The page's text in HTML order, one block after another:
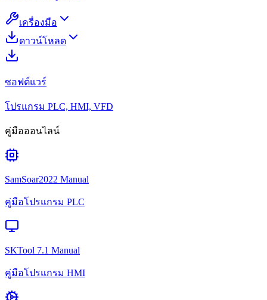
เครื่องมือ
ดาวน์โหลด
ซอฟต์แวร์
โปรแกรม PLC, HMI, VFD
คู่มือออนไลน์
SamSoar2022 Manual
คู่มือโปรแกรม PLC
SKTool 7.1 Manual
คู่มือโปรแกรม HMI